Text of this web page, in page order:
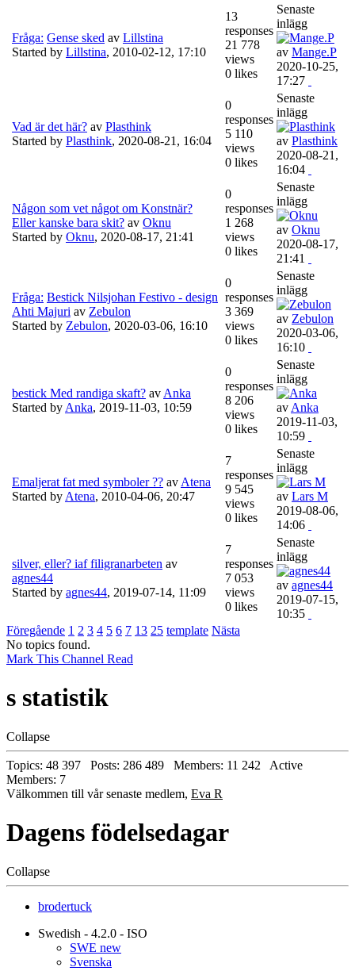
Fråga: Gense sked av Lillstina
Started by Lillstina, 2010-02-12, 17:10
13
responses
21 778
views
0 likes
Senaste
inlägg
av Mange.P
2020-10-25,
17:27
Vad är det här? av Plasthink
Started by Plasthink, 2020-08-21, 16:04
0
responses
5 110
views
0 likes
Senaste
inlägg
av Plasthink
2020-08-21,
16:04
Någon som vet något om Konstnär?
Eller kanske bara skit? av Oknu
Started by Oknu, 2020-08-17, 21:41
0
responses
1 268
views
0 likes
Senaste
inlägg
av Oknu
2020-08-17,
21:41
Fråga: Bestick Nilsjohan Festivo - design
Ahti Majuri av Zebulon
Started by Zebulon, 2020-03-06, 16:10
0
responses
3 369
views
0 likes
Senaste
inlägg
av Zebulon
2020-03-06,
16:10
bestick Med randiga skaft? av Anka
Started by Anka, 2019-11-03, 10:59
0
responses
8 206
views
0 likes
Senaste
inlägg
av Anka
2019-11-03,
10:59
Emaljerat fat med symboler ?? av Atena
Started by Atena, 2010-04-06, 20:47
7
responses
9 545
views
0 likes
Senaste
inlägg
av Lars M
2019-08-06,
14:06
silver, eller? iaf filigranarbeten av
agnes44
Started by agnes44, 2019-07-14, 11:09
7
responses
7 053
views
0 likes
Senaste
inlägg
av agnes44
2019-07-15,
10:35
Föregående 1 2 3 4 5 6 7 13 25 template Nästa
No topics found.
Mark This Channel Read
s statistik
Collapse
Topics: 48 397 Posts: 286 489 Members: 11 242 Active
Members: 7
Välkommen till vår senaste medlem, Eva R
Dagens födelsedagar
Collapse
brodertuck
Swedish - 4.2.0 - ISO
SWE new
Svenska